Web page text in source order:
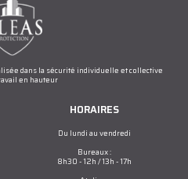
dans la sécurité individuelle et collective
en hauteur
HORAIRES
Du lundi au vendredi
Bureaux :
8h30 - 12h / 13h - 17h